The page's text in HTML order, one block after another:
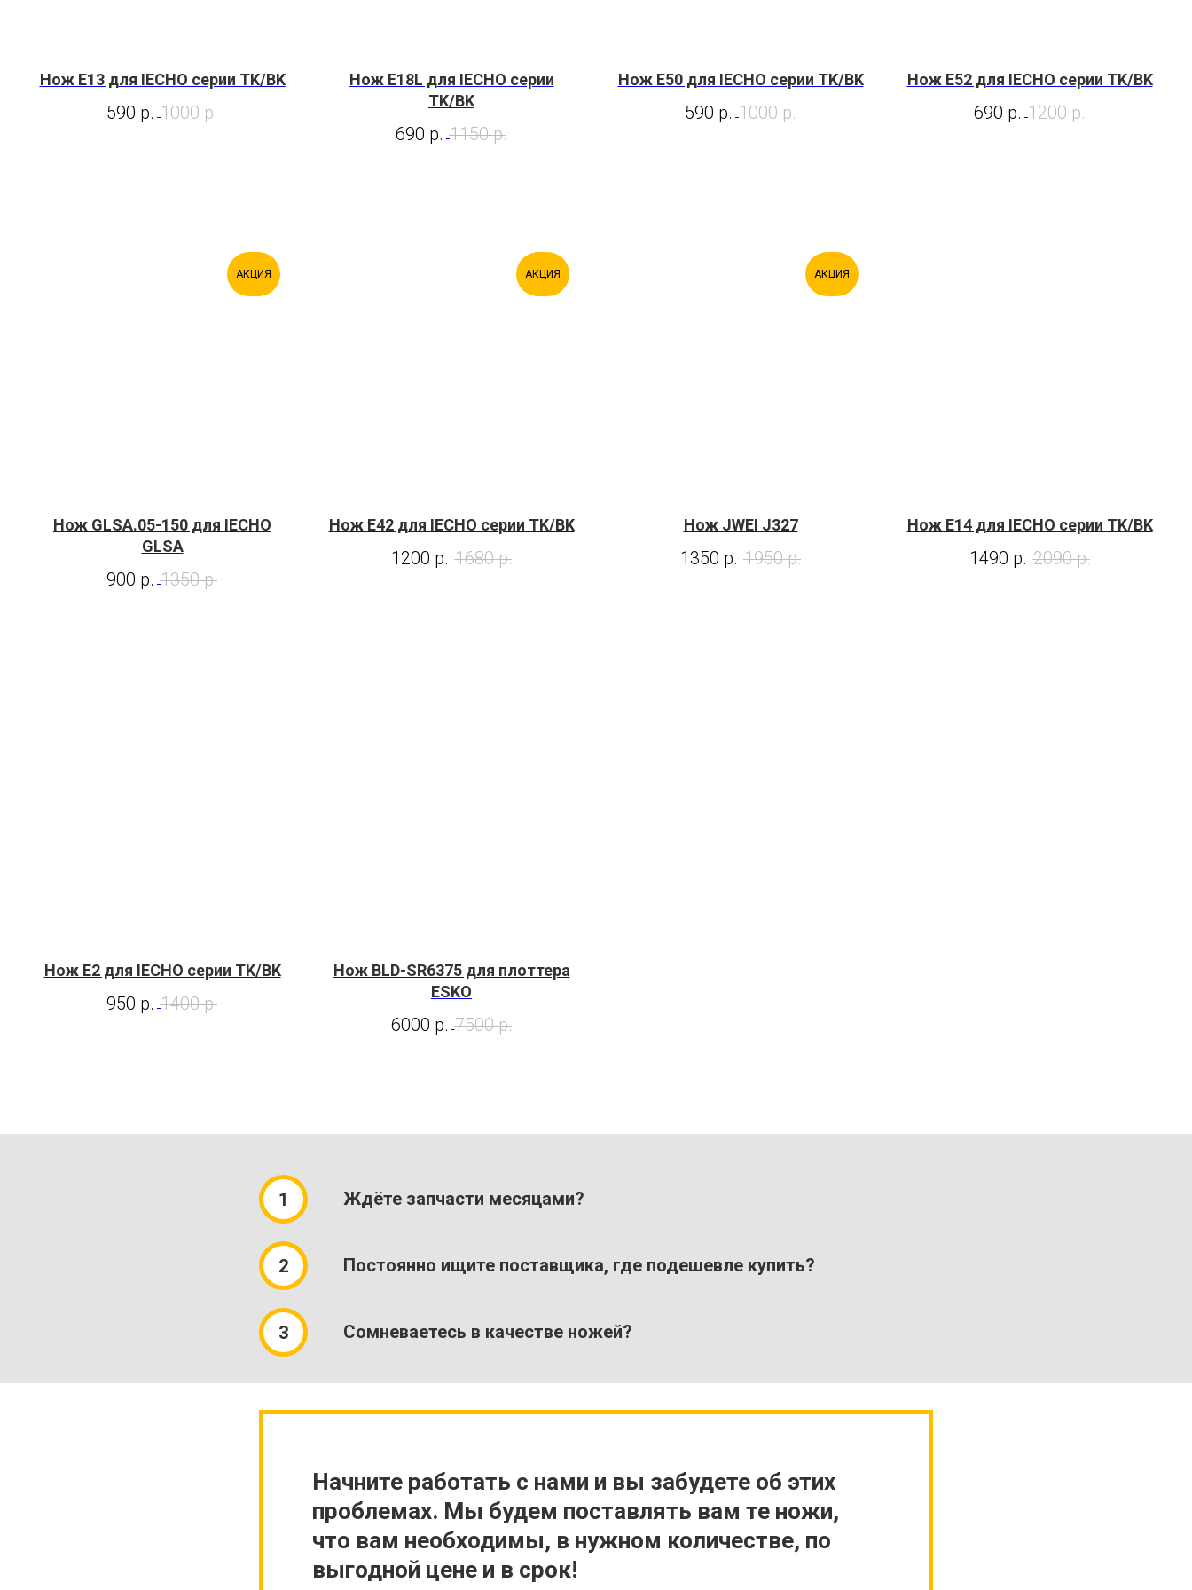
Нож E13 для IECHO серии TK/BK
590 р. 1000 р.
Нож E18L для IECHO серии
TK/BK
690 р. 1150 р.
Нож E50 для IECHO серии TK/BK
590 р. 1000 р.
Нож E52 для IECHO серии TK/BK
690 р. 1200 р.
АКЦИЯ
Нож GLSA.05-150 для IECHO
GLSA
900 р. 1350 р.
АКЦИЯ
Нож E42 для IECHO серии TK/BK
1200 р. 1680 р.
АКЦИЯ
Нож JWEI J327
1350 р. 1950 р.
Нож E14 для IECHO серии TK/BK
1490 р. 2090 р.
Нож E2 для IECHO серии TK/BK
950 р. 1400 р.
Нож BLD-SR6375 для плоттера
ESKO
6000 р. 7500 р.
Ждёте запчасти месяцами?
Постоянно ищите поставщика, где подешевле купить?
Сомневаетесь в качестве ножей?
Начните работать с нами и вы забудете об этих
проблемах. Мы будем поставлять вам те ножи,
что вам необходимы, в нужном количестве, по
выгодной цене и в срок!